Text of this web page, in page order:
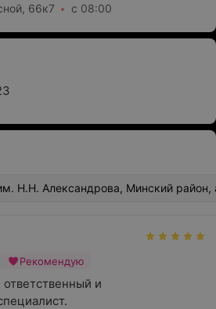
66к7 с 08:00
Н.Н. Александрова, Минский район,
Рекомендую
и